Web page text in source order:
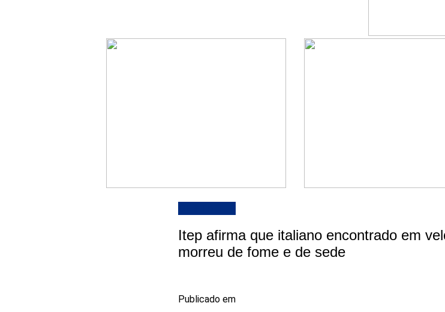
Itep afirma que italiano encontrado em
morreu de fome e de sede
Publicado em